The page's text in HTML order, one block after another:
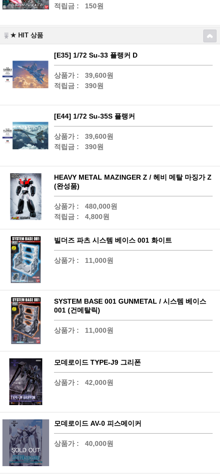
적립금 : 150원
★ HIT 상품
[E35] 1/72 Su-33 플랭커 D
상품가 :
39,600원
적립금 :
390원
[E44] 1/72 Su-35S 플랭커
상품가 :
39,600원
적립금 :
390원
HEAVY METAL MAZINGER Z / 헤비 메탈 마징가 Z
(완성품)
상품가 :
480,000원
적립금 :
4,800원
빌더즈 파츠 시스템 베이스 001 화이트
상품가 : 11,000원
SYSTEM BASE 001 GUNMETAL / 시스템 베이스
001 (건메탈릭)
상품가 : 11,000원
모데로이드 TYPE-J9 그리폰
상품가 : 42,000원
모데로이드 AV-0 피스메이커
상품가 : 40,000원